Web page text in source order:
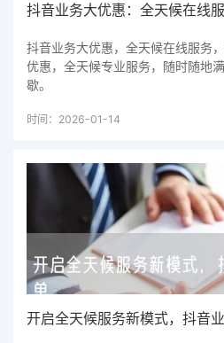
抖音业务大优惠：全天候在线
抖音业务大优惠，全天候在线服务
优惠，全天候专业服务，随时随地
歇。
时间：2026-01-14
开启全天候服务新模式，抖音